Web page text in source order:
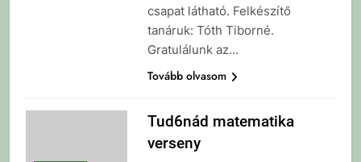
csapat látható. Felkészítő
tanáruk: Tóth Tiborné.
Gratulálunk az…
Tovább olvasom
Tud6nád matematika
verseny